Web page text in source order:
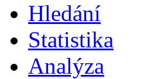
Hledání
Statistika
Analýza